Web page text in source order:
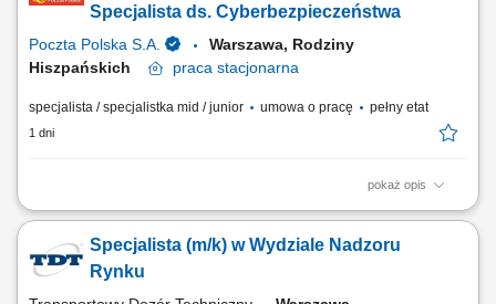
dokumentów i przygotowywanie ich wersji cyfrowych; Sporządzanie
Specjalista ds. Cyberbezpieczeństwa
Poczta Polska S.A.
Warszawa, Rodziny
Hiszpańskich​
praca stacjonarna
specjalista / specjalistka mid / junior umowa o pracę pełny etat
1 dni
pokaż opis
Rodzaj zatrudnienia: umowa o pracę, pełny etat, równoważny system
prezentowanie bieżącego stanu infrastruktury IT i usług IT pod kątem
poprawności i jakości działania, monitorowanie stanu
Specjalista (m/k) w Wydziale Nadzoru
Rynku